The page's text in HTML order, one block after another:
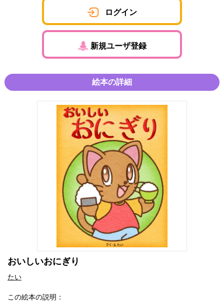
ログイン
新規ユーザ登録
絵本の詳細
おいしいおにぎり
たい
この絵本の説明：